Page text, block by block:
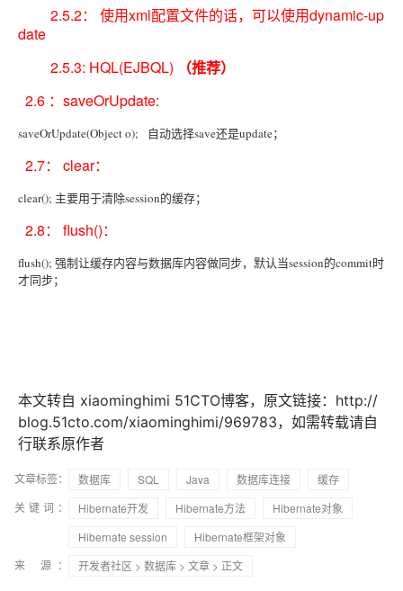
2.5.2： 使用xml配置文件的话，可以使用dynamic-up
date
2.5.3: HQL(EJBQL)
（推荐）
2.6 ：saveOrUpdate:
saveOrUpdate(Object o); 自动选择save还是update；
2.7： clear：
clear(); 主要用于清除session的缓存；
2.8： flush()：
flush(); 强制让缓存内容与数据库内容做同步，默认当session的commit时
才同步；
本文转自 xiaominghimi 51CTO博客，原文链接：http://
blog.51cto.com/xiaominghimi/969783，如需转载请自
行联系原作者
文章标签： 数据库 SQL Java 数据库连接
缓存
关键词：
Hibernate开发 Hibernate方法
Hibernate对象
Hibernate session
Hibernate框架对象
来 源：
开发者社区 > 数据库 > 文章 > 正文